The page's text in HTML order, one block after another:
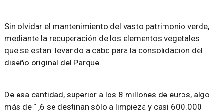
Sin olvidar el mantenimiento del vasto patrimonio verde,
mediante la recuperación de los elementos vegetales
que se están llevando a cabo para la consolidación del
diseño original del Parque.
De esa cantidad, superior a los 8 millones de euros, algo
más de 1,6 se destinan sólo a limpieza y casi 600.000